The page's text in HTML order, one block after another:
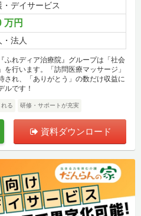
・デイサービス
万円
・法人
ふれディア治療院』グループは「社会
行います。「訪問医療マッサージ」
され、「ありがとう」の数だけ収益に
ルです！
る 研修・サポートが充実
資料ダウンロード